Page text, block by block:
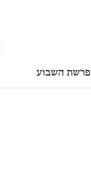
פרשת השבוע